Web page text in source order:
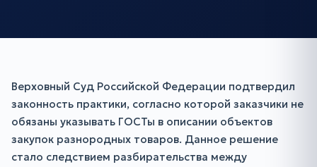
Верховный Суд Российской Федерации подтвердил
законность практики, согласно которой заказчики не
обязаны указывать ГОСТы в описании объектов
закупок разнородных товаров. Данное решение
стало следствием разбирательства между